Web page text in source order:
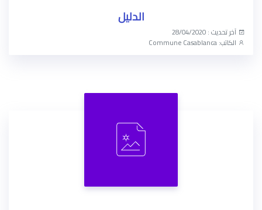
الدليل
آخر تحديث : 28/04/2020
الكاتب: Commune Casablanca